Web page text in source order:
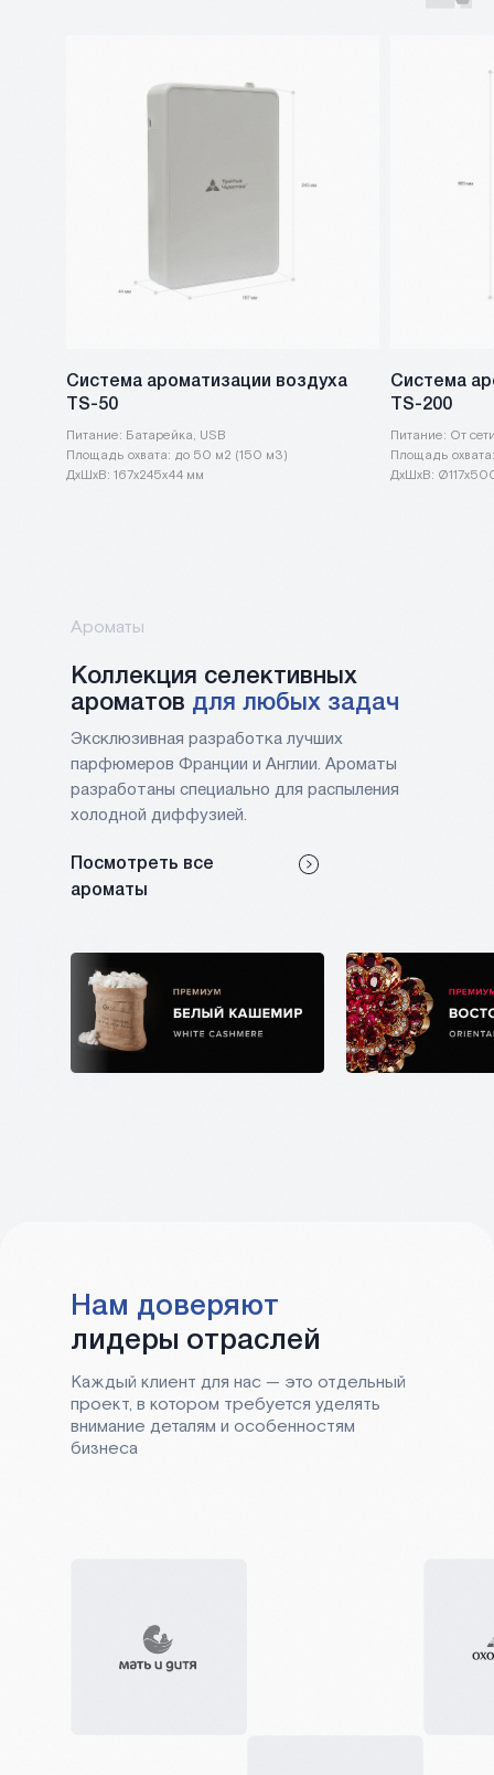
Система ароматизации воздуха
TS-50
Питание: Батарейка, USB
Площадь охвата: до 50 м2 (150 м3)
ДxШxВ: 167х245х44 мм
Система
TS-200
Питание: От
Площадь
ДxШxВ:
Коллекция cелективных
ароматов для любых задач
Эксклюзивная разработка лучших
парфюмеров Франции и Англии. Ароматы
разработаны специально для распыления
холодной диффузией.
Ароматы
Посмотреть все
ароматы
Нам доверяют
лидеры отраслей
Каждый клиент для нас — это отдельный
проект, в котором требуется уделять
внимание деталям и особенностям
бизнеса